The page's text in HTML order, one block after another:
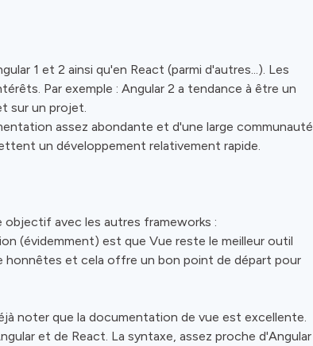
1 et 2 ainsi qu'en React (parmi d'autres...). Les
Par exemple : Angular 2 a tendance à être un
sur un projet.
assez abondante et d'une large communauté.
un développement relativement rapide.
avec les autres frameworks :
(évidemment) est que Vue reste le meilleur outil
honnêtes et cela offre un bon point de départ pour
noter que la documentation de vue est excellente.
et de React. La syntaxe, assez proche d'Angular